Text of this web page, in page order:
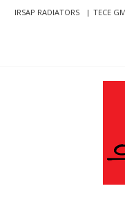
Skip
SkipIRSAP RADIATORS TECE